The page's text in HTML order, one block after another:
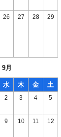
26 27 28 29
9月
水 木 金 土
2 3 4 5
9 10 11 12